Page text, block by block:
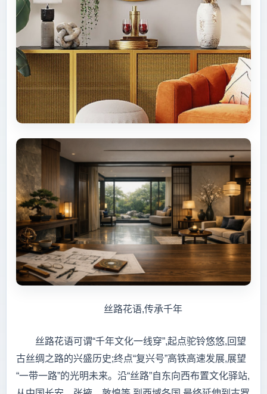
丝路花语,传承千年
丝路花语可谓“千年文化一线穿”,起点驼铃悠悠,回望
古丝绸之路的兴盛历史;终点“复兴号”高铁高速发展,展望
“一带一路”的光明未来。沿“丝路”自东向西布置文化驿站,